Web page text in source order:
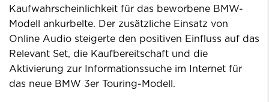
Kaufwahrscheinlichkeit für das beworbene BMW-
Modell ankurbelte. Der zusätzliche Einsatz von
Online Audio steigerte den positiven Einfluss auf das
Relevant Set, die Kaufbereitschaft und die
Aktivierung zur Informationssuche im Internet für
das neue BMW 3er Touring-Modell.